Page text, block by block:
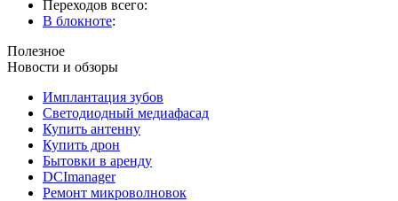
Переходов всего:
В блокноте:
Полезное
Новости и обзоры
Имплантация зубов
Светодиодный медиафасад
Купить антенну
Купить дрон
Бытовки в аренду
DCImanager
Ремонт микроволновок